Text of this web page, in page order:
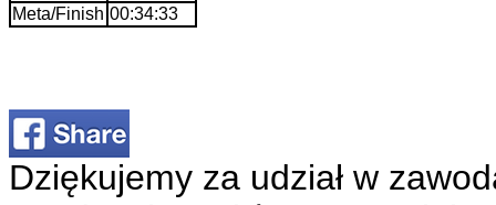
Meta/Finish 00:34:33
Dziękujemy za udział w